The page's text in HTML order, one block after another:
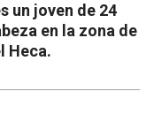
un joven de 24
en la zona de
Heca.